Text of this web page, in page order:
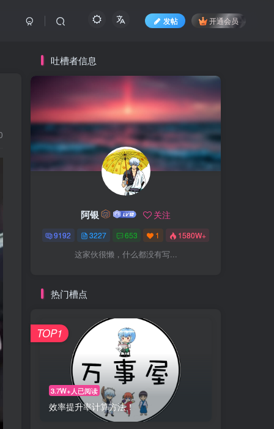
发帖 开通会员
吐槽者信息
阿银 关注
9192 3227 653 1 1580W+
这家伙很懒，什么都没有写...
热门槽点
3.7W+人已阅读
效率提升率计算方法！
TOP1